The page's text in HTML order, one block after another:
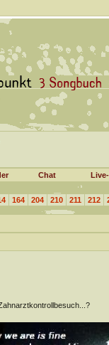
Chat
164 204 210 211 212